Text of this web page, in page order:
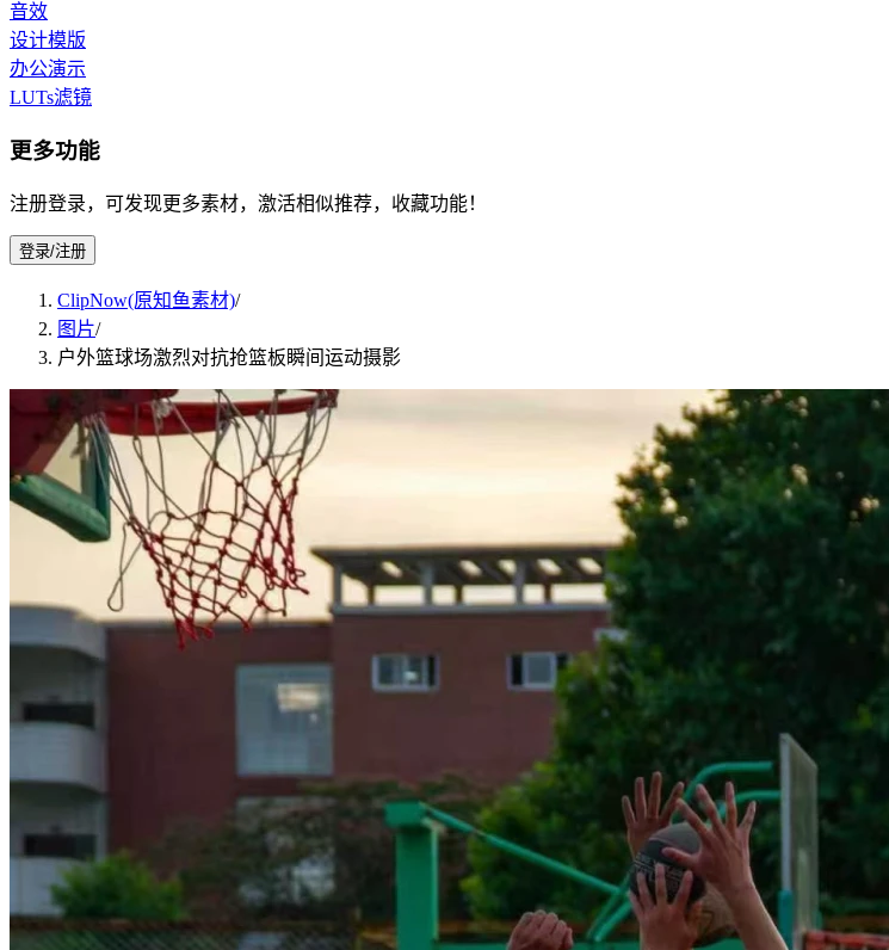
音效
设计模版
办公演示
LUTs滤镜
更多功能
注册登录，可发现更多素材，激活相似推荐，收藏功能！
登录/注册
ClipNow(原知鱼素材)/
图片/
户外篮球场激烈对抗抢篮板瞬间运动摄影